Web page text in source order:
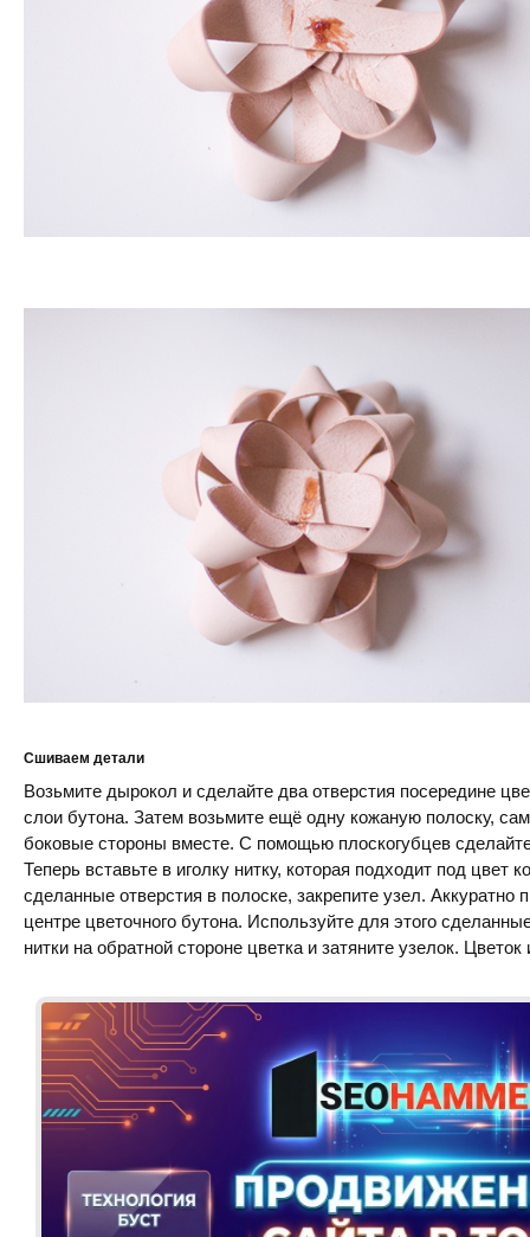
Сшиваем детали
Возьмите дырокол и сделайте два отверстия посередине
слои бутона. Затем возьмите ещё одну кожаную полоску,
боковые стороны вместе. С помощью плоскогубцев
Теперь вставьте в иголку нитку, которая подходит под цвет
сделанные отверстия в полоске, закрепите узел. Аккуратно
центре цветочного бутона. Используйте для этого
нитки на обратной стороне цветка и затяните узелок.